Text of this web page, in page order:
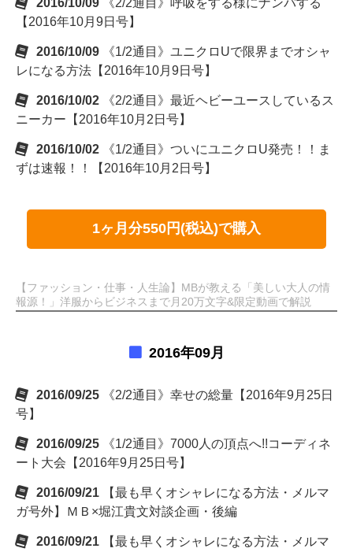
2016/10/09
《2/2通目》呼吸をする様にナンパする
【2016年10月9日号】
2016/10/09
《1/2通目》ユニクロUで限界までオシャ
レになる方法【2016年10月9日号】
2016/10/02
《2/2通目》最近ヘビーユースしているス
ニーカー【2016年10月2日号】
2016/10/02
《1/2通目》ついにユニクロU発売！！ま
ずは速報！！【2016年10月2日号】
1ヶ月分550円(税込)で購入
【ファッション・仕事・人生論】MBが教える「美しい大人の情
報源！」洋服からビジネスまで月20万文字&限定動画で解説
2016年09月
2016/09/25
《2/2通目》幸せの総量【2016年9月25日
号】
2016/09/25
《1/2通目》7000人の頂点へ!!コーディネ
ート大会【2016年9月25日号】
2016/09/21
【最も早くオシャレになる方法・メルマ
ガ号外】ＭＢ×堀江貴文対談企画・後編
2016/09/21
【最も早くオシャレになる方法・メルマ